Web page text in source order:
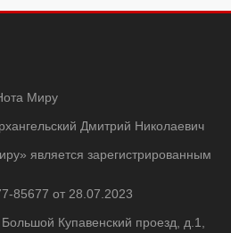
Миру
Дмитрий Николаевич
является зарегистрированным
85677 от 28.07.2023
Купавенский проезд, д.1,